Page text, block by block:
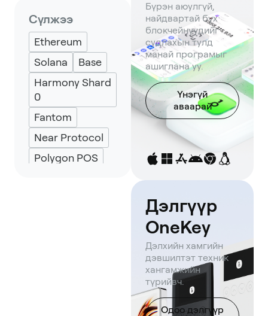
Keplr
Eternl
UniSat
Сүлжээ
Ethereum
Solana
Base
Harmony Shard
0
Fantom
Near Protocol
Polygon POS
Бүрэн аюулгүй,
найдвартай бүх
блокчейнүүдийг
судлахын тулд
манай програмыг
ашиглана уу.
Үнэгүй
аваарай
Дэлгүүр
OneKey
Дэлхийн хамгийн
дэвшилтэт техник
хангамжийн
түрийвч.
Одоо дэлгүүр